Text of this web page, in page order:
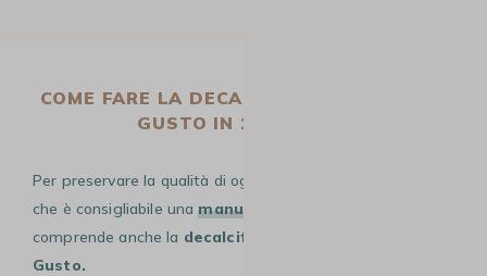
COME FARE LA DECALCIFICAZIONE DOLCE
GUSTO IN 13 TAPPE ?
Per preservare la qualità di ogni bevanda, abbiamo visto
che è consigliabile unamanutenzione regolare
comprende anche la decalcificazione della Dolce
Gusto.